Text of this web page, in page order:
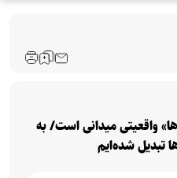
واقعیتی میدانی است/ به
تبدیل شده‌ایم